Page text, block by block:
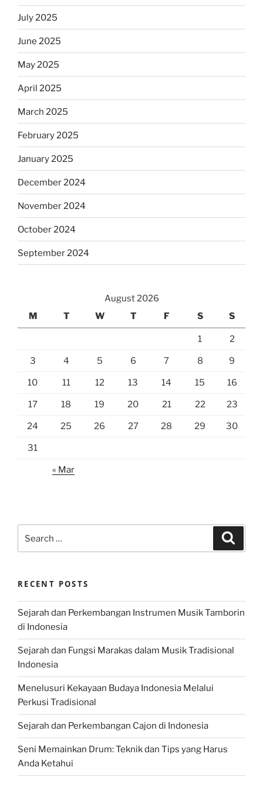
July 2025
June 2025
May 2025
April 2025
March 2025
February 2025
January 2025
December 2024
November 2024
October 2024
September 2024
August 2026
M
T W T F S S
1 2
3 4 5 6 7 8 9
10 11 12 13 14 15 16
17 18 19 20 21 22 23
24 25 26 27 28 29 30
31
« Mar
for:
RECENT POSTS
Sejarah dan Perkembangan Instrumen Musik Tamborin
di Indonesia
Sejarah dan Fungsi Marakas dalam Musik Tradisional
Indonesia
Menelusuri Kekayaan Budaya Indonesia Melalui
Perkusi Tradisional
Sejarah dan Perkembangan Cajon di Indonesia
Seni Memainkan Drum: Teknik dan Tips yang Harus
Anda Ketahui